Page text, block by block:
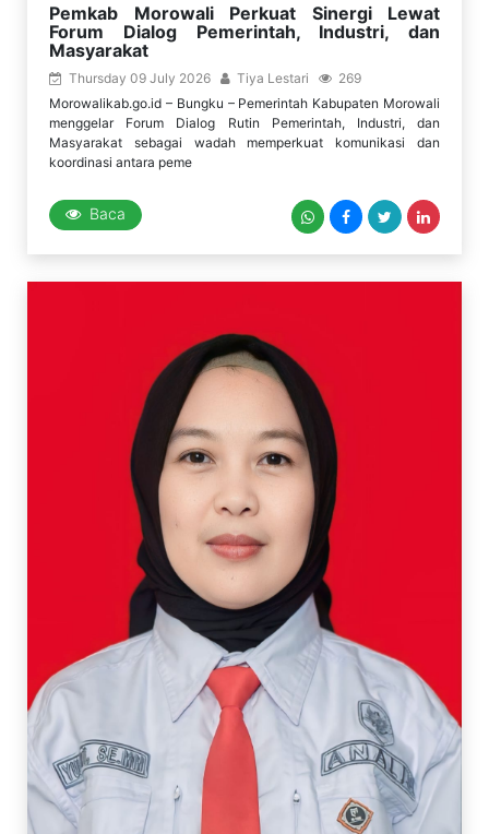
Pemkab Morowali Perkuat Sinergi Lewat
Forum Dialog Pemerintah, Industri, dan
Masyarakat
Thursday 09 July 2026 Tiya Lestari
269
Morowalikab.go.id – Bungku – Pemerintah Kabupaten Morowali
menggelar Forum Dialog Rutin Pemerintah, Industri, dan
Masyarakat sebagai wadah memperkuat komunikasi dan
koordinasi antara peme
Baca